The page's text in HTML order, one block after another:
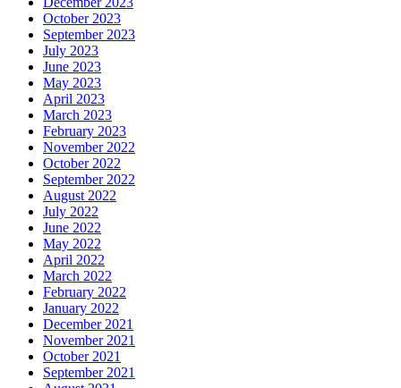
October 2023
September 2023
July 2023
June 2023
May 2023
April 2023
March 2023
February 2023
November 2022
October 2022
September 2022
August 2022
July 2022
June 2022
May 2022
April 2022
March 2022
February 2022
January 2022
December 2021
November 2021
October 2021
September 2021